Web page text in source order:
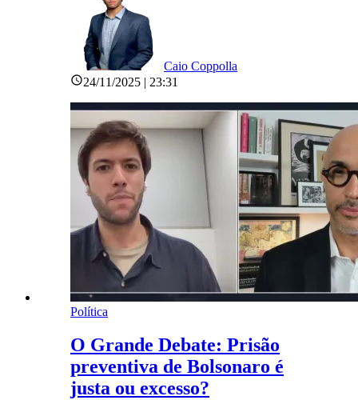
Caio Coppolla
24/11/2025 | 23:31
Política
O Grande Debate: Prisão
preventiva de Bolsonaro é
justa ou excesso?